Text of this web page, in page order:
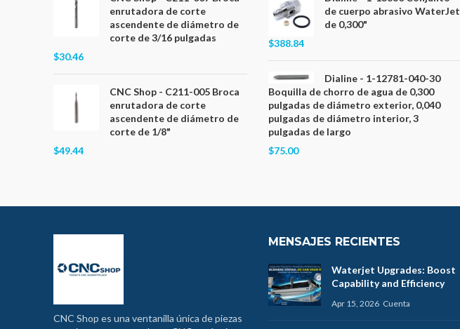
enrutadora de corte
ascendente de diámetro de
corte de 3/16 pulgadas
$30.46
CNC Shop - C211-005 Broca
enrutadora de corte
ascendente de diámetro de
corte de 1/8"
$49.44
de cuerpo abrasivo WaterJet
de 0,300"
$388.84
Dialine - 1-12781-040-30
Boquilla de chorro de agua de 0,300
pulgadas de diámetro exterior, 0,040
pulgadas de diámetro interior, 3
pulgadas de largo
$75.00
CNC Shop es una ventanilla única de piezas
MENSAJES RECIENTES
Waterjet Upgrades: Boost
Capability and Efficiency
Apr 15, 2026 Cuenta